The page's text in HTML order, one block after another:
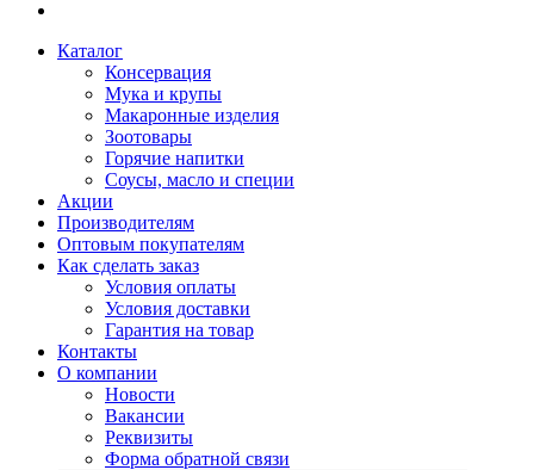
Каталог
Консервация
Мука и крупы
Макаронные изделия
Зоотовары
Горячие напитки
Соусы, масло и специи
Акции
Производителям
Оптовым покупателям
Как сделать заказ
Условия оплаты
Условия доставки
Гарантия на товар
Контакты
О компании
Новости
Вакансии
Реквизиты
Форма обратной связи